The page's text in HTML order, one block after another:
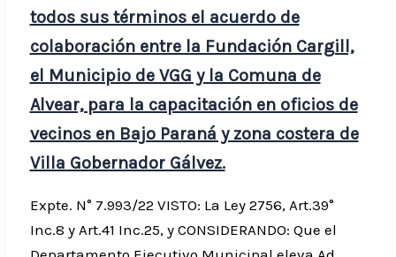
todos sus términos el acuerdo de
colaboración entre la Fundación Cargill,
el Municipio de VGG y la Comuna de
Alvear, para la capacitación en oficios de
vecinos en Bajo Paraná y zona costera de
Villa Gobernador Gálvez.
Expte. N° 7.993/22 VISTO: La Ley 2756, Art.39°
Inc.8 y Art.41 Inc.25, y CONSIDERANDO: Que el